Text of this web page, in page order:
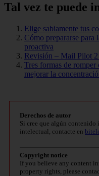
Tal vez te puede
Elige sabiamente tus
Cómo prepararse para
proactiva
Revisión – Mail Pilot 2
Tres formas de
mejorar la
Derechos de autor
Si cree que algún contenido
intelectual, contacte en
Copyright notice
If you believe any content
property rights, please